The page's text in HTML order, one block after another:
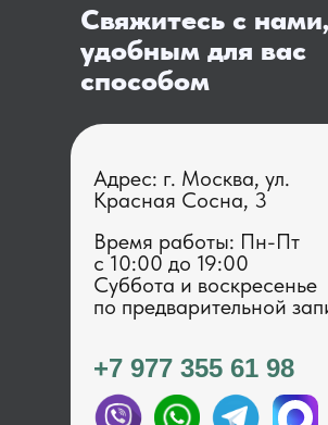
Свяжитесь с нами,
удобным для вас
способом
Адрес: г. Москва, ул.
Красная Сосна, 3
+7 977 355 61 98
Время работы: Пн-Пт
с 1 0:00 до 19:00
Суббота и воскресенье
по предварительной